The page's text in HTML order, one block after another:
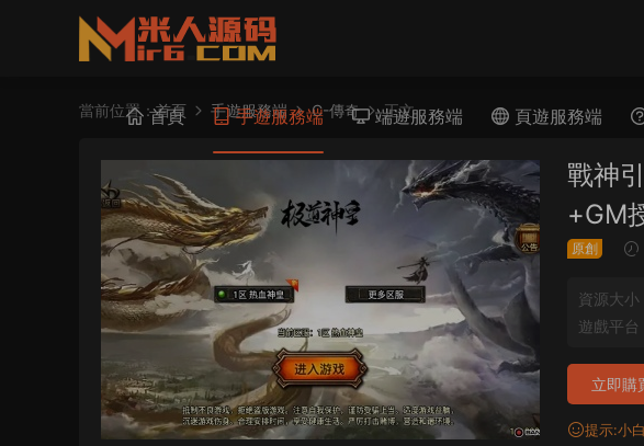
首頁 手遊服務端 端遊服務端 頁遊服務端
當前位置：首頁 手遊服務端 C-傳奇 正文
戰神
+GM
原創
資源大小
遊戲平台
立即購
提示:小